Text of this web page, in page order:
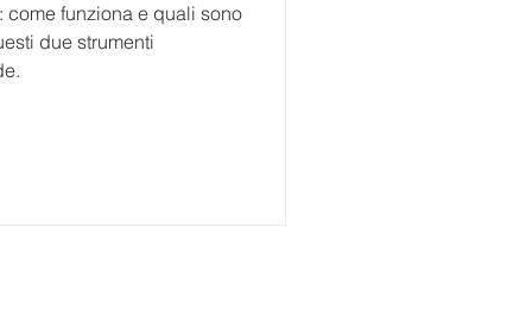
funziona e quali sono
due strumenti